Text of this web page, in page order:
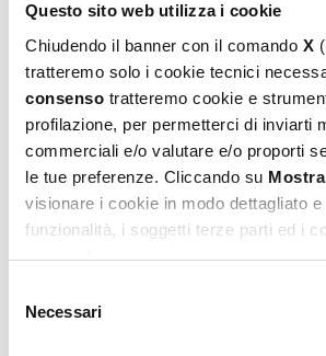
Questo sito web utilizza i cookie
Chiudendo il banner con il comando X
tratteremo solo i cookie tecnici
consenso tratteremo cookie e
profilazione, per permetterci di inviarti
commerciali e/o valutare e/o proporti
le tue preferenze. Cliccando su
visionare i cookie in modo dettagliato
funzionalità, i soggetti terze parti ed i
eventualmente raggruppati per
Privacy e Cookie Policy,
dove potrai
informazioni e modificare le tue scelte.
delNecessari
Peanuts Card Game – Un
6,99€
Leggi tutto